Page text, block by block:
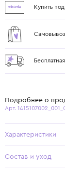
Купить
Подробнее о
Арт.
Характеристики
Состав и уход